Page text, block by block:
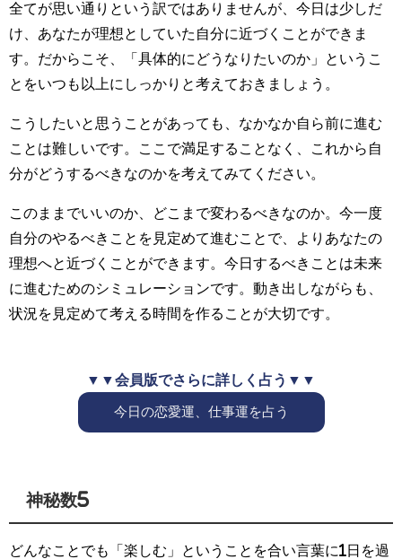
全てが思い通りという訳ではありませんが、今日は少しだ
け、あなたが理想としていた自分に近づくことができま
す。だからこそ、「具体的にどうなりたいのか」というこ
とをいつも以上にしっかりと考えておきましょう。
こうしたいと思うことがあっても、なかなか自ら前に進む
ことは難しいです。ここで満足することなく、これから自
分がどうするべきなのかを考えてみてください。
このままでいいのか、どこまで変わるべきなのか。今一度
自分のやるべきことを見定めて進むことで、よりあなたの
理想へと近づくことができます。今日するべきことは未来
に進むためのシミュレーションです。動き出しながらも、
状況を見定めて考える時間を作ることが大切です。
▼▼会員版でさらに詳しく占う▼▼
今日の恋愛運、仕事運を占う
神秘数5
どんなことでも「楽しむ」ということを合い言葉に1日を過